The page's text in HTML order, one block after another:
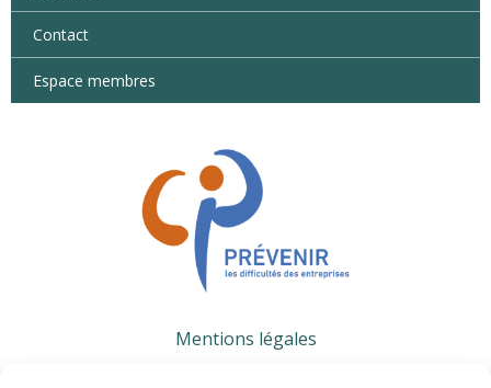
Contact
Espace membres
Mentions légales